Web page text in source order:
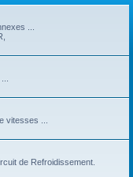
...
vitesses ...
de Refroidissement.